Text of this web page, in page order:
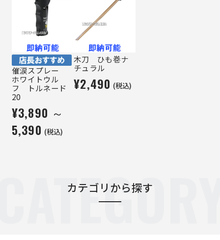
催涙スプレー
ホワイトウル
フ トルネード
20
¥3,890 ～
5,390 (税込)
木刀 ひも巻ナ
チュラル
¥2,490 (税込)
カテゴリから探す